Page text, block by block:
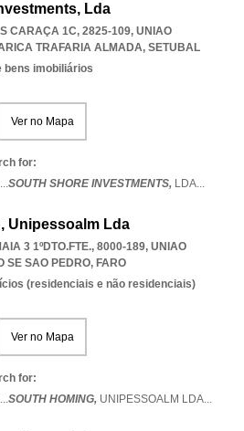
Lda
CARAÇA 1C, 2825-109, UNIAO
TRAFARIA ALMADA, SETUBAL
bens imobiliários
Ver no Mapa
for:
SOUTH SHORE INVESTMENTS, LDA...
Unipessoalm Lda
3 1ºDTO.FTE., 8000-189, UNIAO
SE SAO PEDRO, FARO
(residenciais e não residenciais)
Ver no Mapa
for:
SOUTH HOMING, UNIPESSOALM LDA...